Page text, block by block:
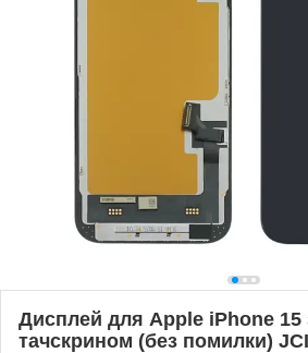
Дисплей для Apple iPhone 15
тачскрином (без помилки)